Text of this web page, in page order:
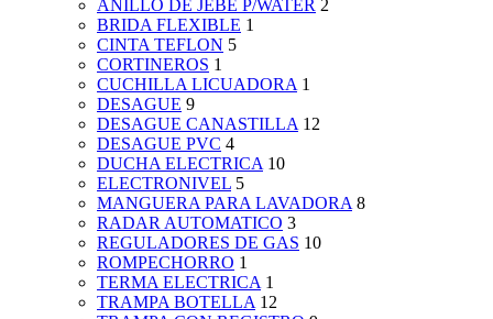
ANILLO DE JEBE P/WATER 2
BRIDA FLEXIBLE 1
CINTA TEFLON 5
CORTINEROS 1
CUCHILLA LICUADORA 1
DESAGUE 9
DESAGUE CANASTILLA 12
DESAGUE PVC 4
DUCHA ELECTRICA 10
ELECTRONIVEL 5
MANGUERA PARA LAVADORA 8
RADAR AUTOMATICO 3
REGULADORES DE GAS 10
ROMPECHORRO 1
TERMA ELECTRICA 1
TRAMPA BOTELLA 12